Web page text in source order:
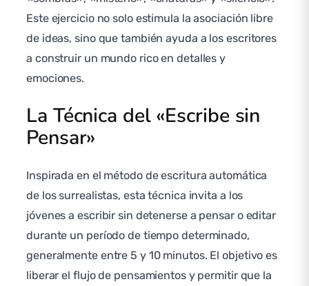
Este ejercicio no solo estimula la asociación libre
de ideas, sino que también ayuda a los escritores
a construir un mundo rico en detalles y
emociones.
La Técnica del «Escribe sin
Pensar»
Inspirada en el método de escritura automática
de los surrealistas, esta técnica invita a los
jóvenes a escribir sin detenerse a pensar o editar
durante un período de tiempo determinado,
generalmente entre 5 y 10 minutos. El objetivo es
liberar el flujo de pensamientos y permitir que la